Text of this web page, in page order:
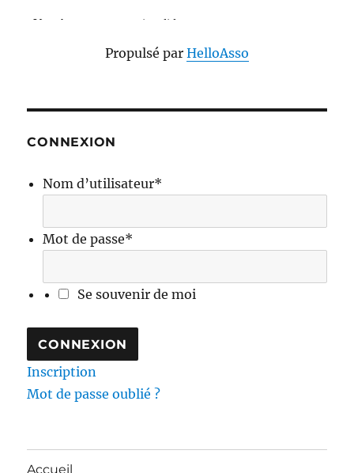
Propulsé par HelloAsso
CONNEXION
Nom d’utilisateur*
Mot de passe*
Se souvenir de moi
Inscription
Mot de passe oublié ?
Accueil